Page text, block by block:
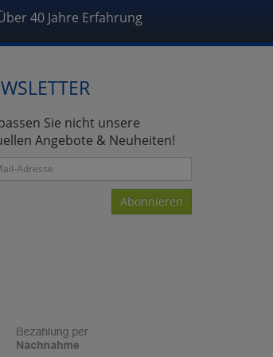
40 Jahre Erfahrung
Sie nicht unsere
Angebote & Neuheiten!
Abonnieren
(Seitenende)